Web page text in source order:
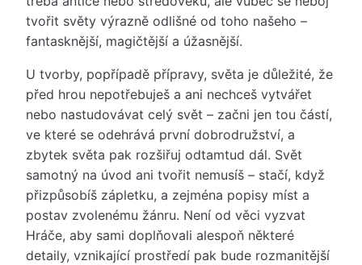
tvořit světy výrazně odlišné od toho našeho –
fantasknější, magičtější a úžasnější.
U tvorby, popřípadě přípravy, světa je důležité, že
před hrou nepotřebuješ a ani nechceš vytvářet
nebo nastudovávat celý svět – začni jen tou částí,
ve které se odehrává první dobrodružství, a
zbytek světa pak rozšiřuj odtamtud dál. Svět
samotný na úvod ani tvořit nemusíš – stačí, když
přizpůsobíš zápletku, a zejména popisy míst a
postav zvolenému žánru. Není od věci vyzvat
Hráče, aby sami doplňovali alespoň některé
detaily, vznikající prostředí pak bude rozmanitější